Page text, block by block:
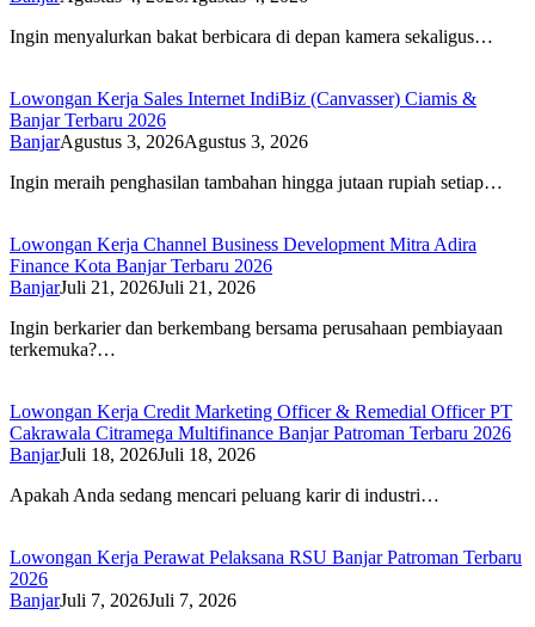
Ingin menyalurkan bakat berbicara di depan kamera sekaligus…
Lowongan Kerja Sales Internet IndiBiz (Canvasser) Ciamis &
Banjar Terbaru 2026
BanjarAgustus 3, 2026Agustus 3, 2026
Ingin meraih penghasilan tambahan hingga jutaan rupiah setiap…
Lowongan Kerja Channel Business Development Mitra Adira
Finance Kota Banjar Terbaru 2026
BanjarJuli 21, 2026Juli 21, 2026
Ingin berkarier dan berkembang bersama perusahaan pembiayaan
terkemuka?…
Lowongan Kerja Credit Marketing Officer & Remedial Officer PT
Cakrawala Citramega Multifinance Banjar Patroman Terbaru 2026
BanjarJuli 18, 2026Juli 18, 2026
Apakah Anda sedang mencari peluang karir di industri…
Lowongan Kerja Perawat Pelaksana RSU Banjar Patroman Terbaru
2026
BanjarJuli 7, 2026Juli 7, 2026